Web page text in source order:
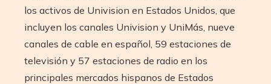
los activos de Univision en Estados Unidos, que
incluyen los canales Univision y UniMás, nueve
canales de cable en español, 59 estaciones de
televisión y 57 estaciones de radio en los
principales mercados hispanos de Estados